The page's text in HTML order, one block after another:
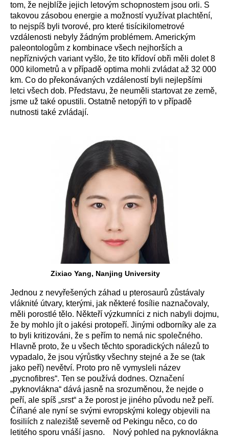
tom, že nejblíže jejich letovým schopnostem jsou orli. S
takovou zásobou energie a možností využívat plachtění,
to nejspíš byli tvorové, pro které tisícikilometrové
vzdálenosti nebyly žádným problémem. Americkým
paleontologům z kombinace všech nejhorších a
nepříznivých variant vyšlo, že tito křídoví obři měli dolet 8
000 kilometrů a v případě optima mohli zvládat až 32 000
km. Co do překonávaných vzdáleností byli nejlepšími
letci všech dob. Představu, že neuměli startovat ze země,
jsme už také opustili. Ostatně netopýři to v případě
nutnosti také zvládají.
Zixiao Yang, Nanjing University
Jednou z nevyřešených záhad u pterosaurů zůstávaly
vláknité útvary, kterými, jak některé fosílie naznačovaly,
měli porostlé tělo. Někteří výzkumníci z nich nabyli dojmu,
že by mohlo jít o jakési protopeří. Jinými odborníky ale za
to byli kritizováni, že s peřím to nemá nic společného.
Hlavně proto, že u všech těchto sporadických nálezů to
vypadalo, že jsou výrůstky všechny stejné a že se (tak
jako peří) nevětví. Proto pro ně vymysleli název
„pycnofibres“. Ten se používá dodnes. Označení
„pyknovlákna“ dává jasně na srozuměnou, že nejde o
peří, ale spíš „srst“ a že porost je jiného původu než peří.
Číňané ale nyní se svými evropskými kolegy objevili na
fosiliích z naleziště severně od Pekingu něco, co do
letitého sporu vnáší jasno. Nový pohled na pyknovlákna